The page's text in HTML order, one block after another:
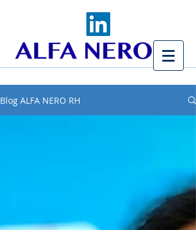
Blog ALFA NERO RH